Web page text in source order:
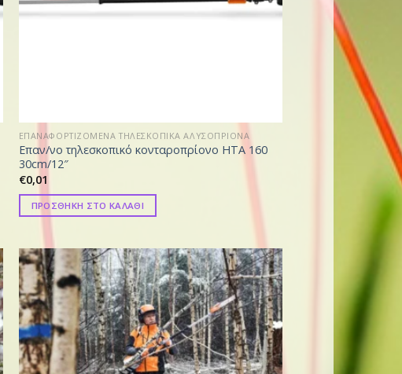
ΕΠΑΝΑΦΟΡΤΙΖΟΜΕΝΑ ΤΗΛΕΣΚΟΠΙΚΑ ΑΛΥΣΟΠΡΙΟΝΑ
Επαν/νο τηλεσκοπικό κονταροπρίονο HTA 160
30cm/12″
€0,01
ΠΡΟΣΘΗΚΗ ΣΤΟ ΚΑΛΑΘΙ